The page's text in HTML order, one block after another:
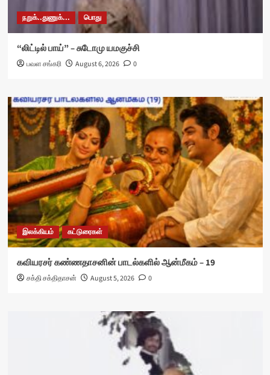
நறுக்..துணுக்... பொது
“லிட்டில் பாய்” – சுடோமு யமகுச்சி
பவள சங்கரி August 6, 2026 0
இலக்கியம் கட்டுரைகள்
கவியரசர் கண்ணதாசனின் பாடல்களில் ஆன்மீகம் – 19
சக்தி சக்திதாசன் August 5, 2026 0